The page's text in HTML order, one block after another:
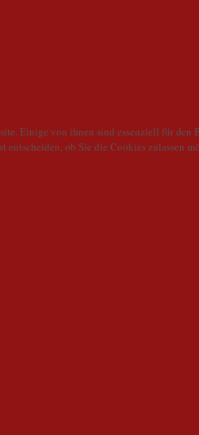
Einige von ihnen sind essenziell für den
entscheiden, ob Sie die Cookies